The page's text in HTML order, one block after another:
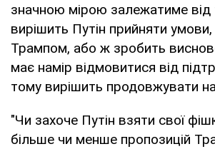
значною мірою залежатиме від
вирішить Путін прийняти
Трампом, або ж зробить
має намір відмовитися від
тому вирішить продовжувати
"Чи захоче Путін взяти свої
більше чи менше пропозицій